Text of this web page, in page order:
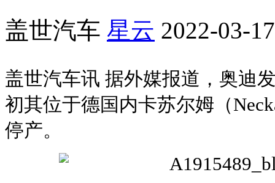
盖世汽车 星云 2022-03-
盖世汽车讯 据外媒报道，奥迪
初其位于德国内卡苏尔姆（
停产。